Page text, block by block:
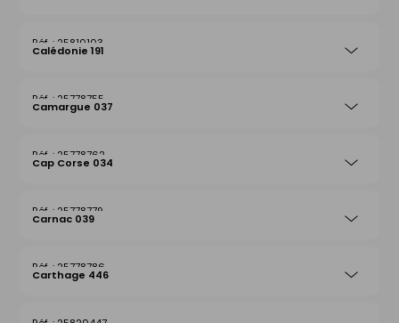
25810103
Calédonie 191
25778755
Camargue 037
25778762
Cap Corse 034
25778779
Carnac 039
25778786
Carthage 446